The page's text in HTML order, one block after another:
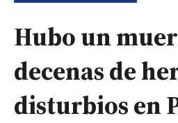
Hubo un
decenas de
disturbios en